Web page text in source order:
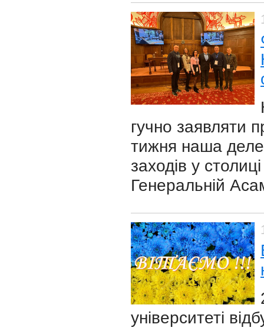
гучно заявляти
тижня наша
заходів у
Генеральній
університеті